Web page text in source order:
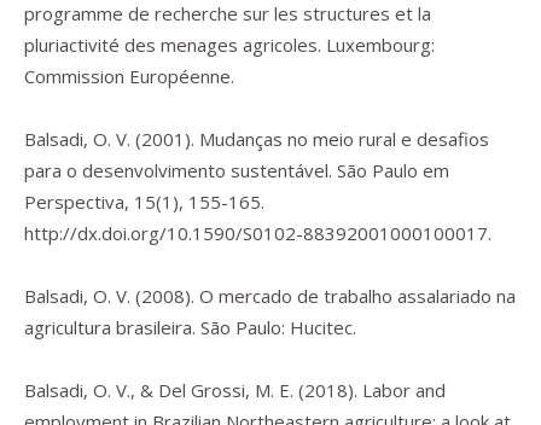
programme de recherche sur les structures et la
pluriactivité des menages agricoles. Luxembourg:
Commission Européenne.
Balsadi, O. V. (2001). Mudanças no meio rural e desafios
para o desenvolvimento sustentável. São Paulo em
Perspectiva, 15(1), 155-165.
http://dx.doi.org/10.1590/S0102-88392001000100017.
Balsadi, O. V. (2008). O mercado de trabalho assalariado na
agricultura brasileira. São Paulo: Hucitec.
Balsadi, O. V., & Del Grossi, M. E. (2018). Labor and